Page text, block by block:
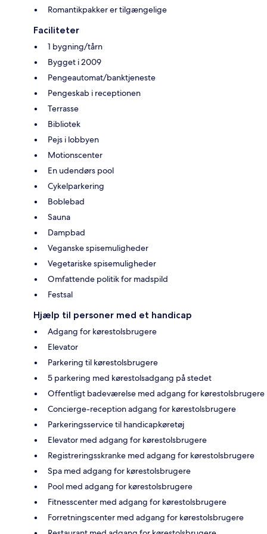
Romantikpakker er tilgængelige
Faciliteter
1 bygning/tårn
Bygget i 2009
Pengeautomat/banktjeneste
Pengeskab i receptionen
Terrasse
Bibliotek
Pejs i lobbyen
Motionscenter
En udendørs pool
Cykelparkering
Boblebad
Sauna
Dampbad
Veganske spisemuligheder
Vegetariske spisemuligheder
Omfattende politik for madspild
Festsal
Hjælp til personer med et handicap
Adgang for kørestolsbrugere
Elevator
Parkering til kørestolsbrugere
5 parkering med kørestolsadgang på stedet
Offentligt badeværelse med adgang for kørestolsbrugere
Concierge-reception adgang for kørestolsbrugere
Parkeringsservice til handicapkøretøj
Elevator med adgang for kørestolsbrugere
Registreringsskranke med adgang for kørestolsbrugere
Spa med adgang for kørestolsbrugere
Pool med adgang for kørestolsbrugere
Fitnesscenter med adgang for kørestolsbrugere
Forretningscenter med adgang for kørestolsbrugere